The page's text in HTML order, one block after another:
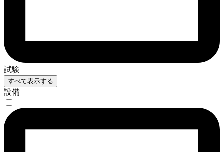
試験
すべて表示する
設備